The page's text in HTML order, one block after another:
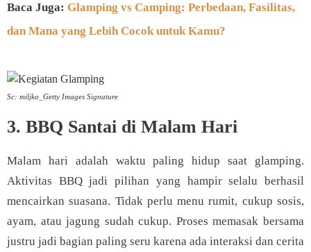
Baca Juga: Glamping vs Camping: Perbedaan, Fasilitas,
dan Mana yang Lebih Cocok untuk Kamu?
Sc: miljko_Getty Images Signature
3. BBQ Santai di Malam Hari
Malam hari adalah waktu paling hidup saat glamping.
Aktivitas BBQ jadi pilihan yang hampir selalu berhasil
mencairkan suasana. Tidak perlu menu rumit, cukup sosis,
ayam, atau jagung sudah cukup. Proses memasak bersama
justru jadi bagian paling seru karena ada interaksi dan cerita